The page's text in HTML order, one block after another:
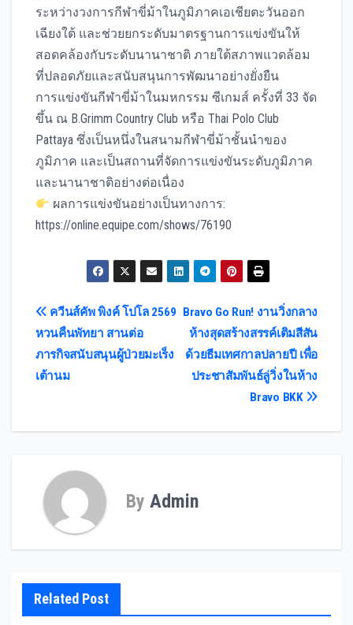
ระหว่างวงการกีฬาขี่ม้าในภูมิภาคเอเชียตะวันออก
เฉียงใต้ และช่วยยกระดับมาตรฐานการแข่งขันให้
สอดคล้องกับระดับนานาชาติ ภายใต้สภาพแวดล้อม
ที่ปลอดภัยและสนับสนุนการพัฒนาอย่างยั่งยืน
การแข่งขันกีฬาขี่ม้าในมหกรรม ซีเกมส์ ครั้งที่ 33 จัด
ขึ้น ณ B.Grimm Country Club หรือ Thai Polo Club
Pattaya ซึ่งเป็นหนึ่งในสนามกีฬาขี่ม้าชั้นนำของ
ภูมิภาค และเป็นสถานที่จัดการแข่งขันระดับภูมิภาค
และนานาชาติอย่างต่อเนื่อง
ผลการแข่งขันอย่างเป็นทางการ:
https://online.equipe.com/shows/76190
Post
navigation
Bravo Go Run! งานวิ่งกลาง
ห้างสุดสร้างสรรค์เติมสีสัน
ด้วยธีมเทศกาลปลายปี เพื่อ
ประชาสัมพันธ์ลู่วิ่งในห้าง
Bravo BKK
ควีนส์คัพ พิงค์ โปโล 2569
หวนคืนพัทยา สานต่อ
ภารกิจสนับสนุนผู้ป่วยมะเร็ง
เต้านม
By Admin
Related Post